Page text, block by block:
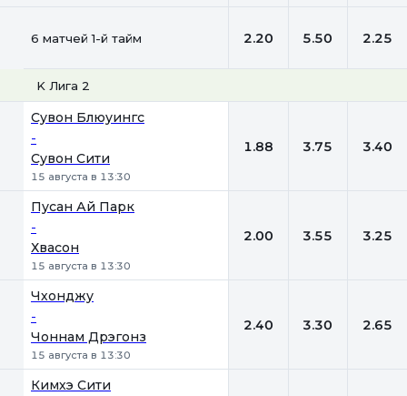
6 матчей 1-й тайм 2.20 5.50 2.25
K Лига 2
Сувон Блюуингс
-
Сувон Сити
15 августа в 13:30
1.88 3.75 3.40
Пусан Ай Парк
-
Хвасон
15 августа в 13:30
2.00 3.55 3.25
Чхонджу
-
Чоннам Дрэгонз
15 августа в 13:30
2.40 3.30 2.65
Кимхэ Сити